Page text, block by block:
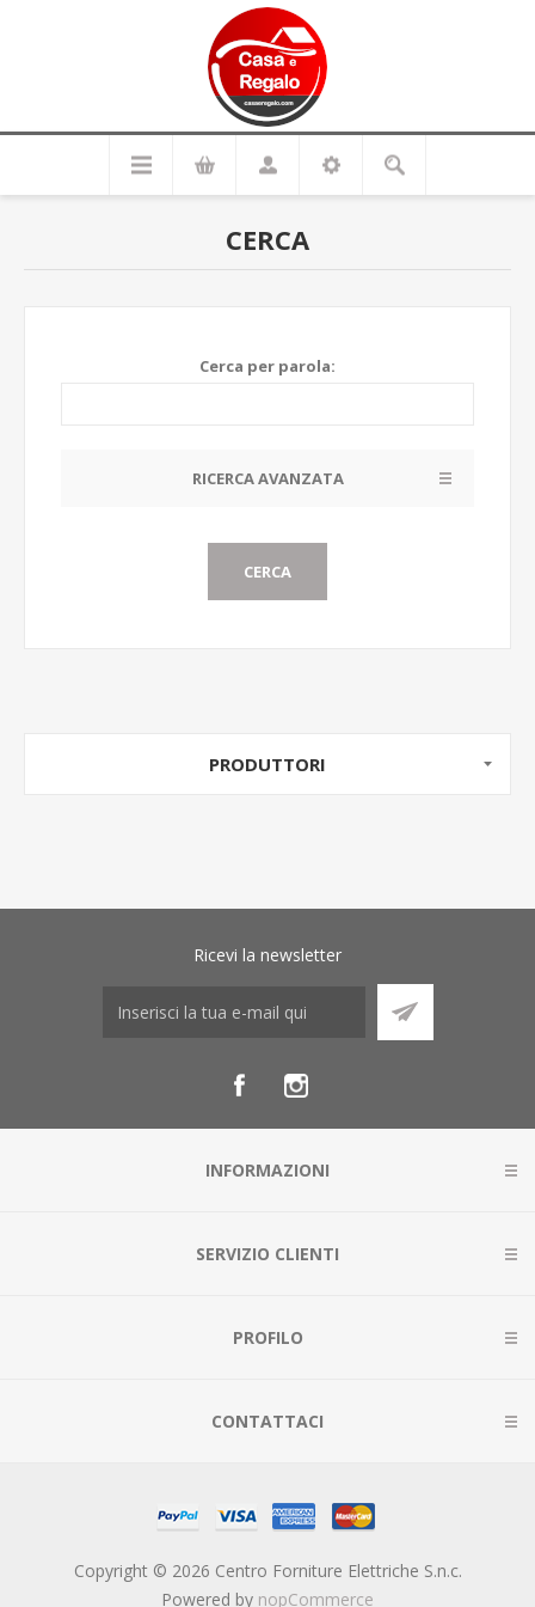
CERCA
Cerca per parola:
RICERCA AVANZATA
CERCA
PRODUTTORI
Ricevi la newsletter
INFORMAZIONI
SERVIZIO CLIENTI
PROFILO
CONTATTACI
Copyright © 2026 Centro Forniture Elettriche S.n.c.
Powered by nopCommerce